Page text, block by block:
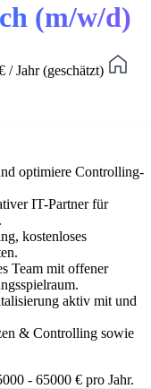
(m/w/d)
/ Jahr (geschätzt)
optimiere Controlling-
IT-Partner für
kostenloses
Team mit offener
aktiv mit und
& Controlling sowie
- 65000 € pro Jahr.